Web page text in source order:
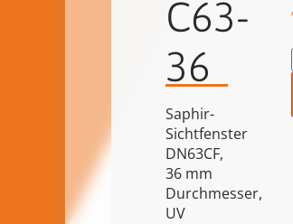
C63-
36
Saphir-
Sichtfenster
DN63CF,
36 mm
Durchmesser,
UV